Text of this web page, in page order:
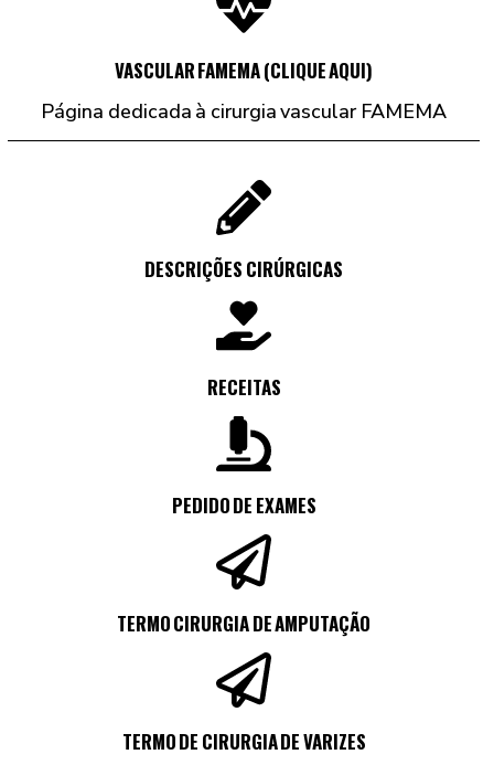
VASCULAR FAMEMA (CLIQUE AQUI)
Página dedicada à cirurgia vascular FAMEMA
DESCRIÇÕES CIRÚRGICAS
RECEITAS
PEDIDO DE EXAMES
TERMO CIRURGIA DE AMPUTAÇÃO
TERMO DE CIRURGIA DE VARIZES